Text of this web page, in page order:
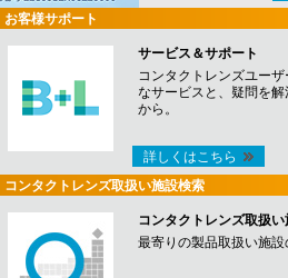
お客様サポート
サービス＆サポート
コンタクトレンズユー
なサービスと、疑問を
から。
詳しくはこちら
コンタクトレンズ取扱い施設検索
コンタクトレンズ取扱
最寄りの製品取扱い施設